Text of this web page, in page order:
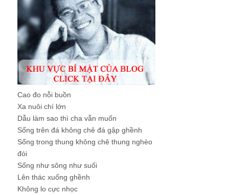
Cao đo nỗi buồn
Xa nuôi chí lớn
Dẫu làm sao thì cha vẫn muốn
Sống trên đá không chê đá gập ghềnh
Sống trong thung không chê thung nghèo
đói
Sống như sông như suối
Lên thác xuống ghềnh
Không lo cực nhọc